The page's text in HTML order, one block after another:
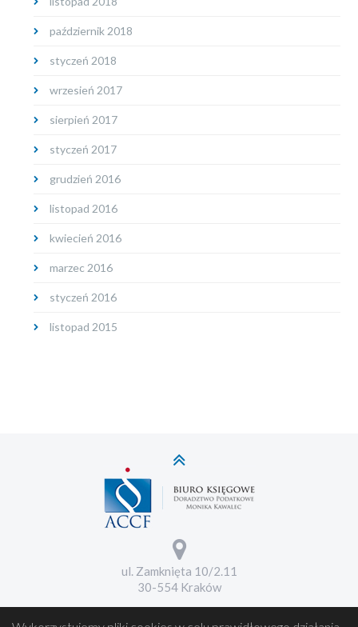
październik 2018
styczeń 2018
wrzesień 2017
sierpień 2017
styczeń 2017
grudzień 2016
listopad 2016
kwiecień 2016
marzec 2016
styczeń 2016
listopad 2015
ul. Zamknięta 10/2.11
30-554 Kraków